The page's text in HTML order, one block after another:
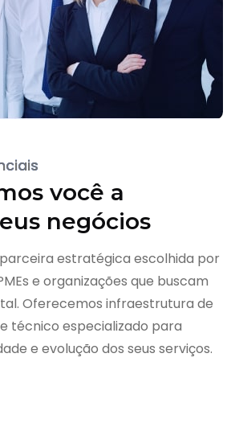
você a
negócios
estratégica escolhida por
e organizações que buscam
Oferecemos infraestrutura de
técnico especializado para
e evolução dos seus serviços.